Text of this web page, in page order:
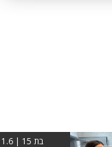
בת 15 | 1.6